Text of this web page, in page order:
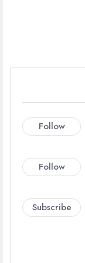
Follow
Follow
Subscribe